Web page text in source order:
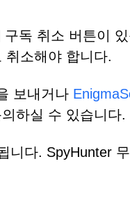
독 취소 버튼이
취소해야 합니다.
보내거나
하실 수 있습니다.
니다. SpyHunter